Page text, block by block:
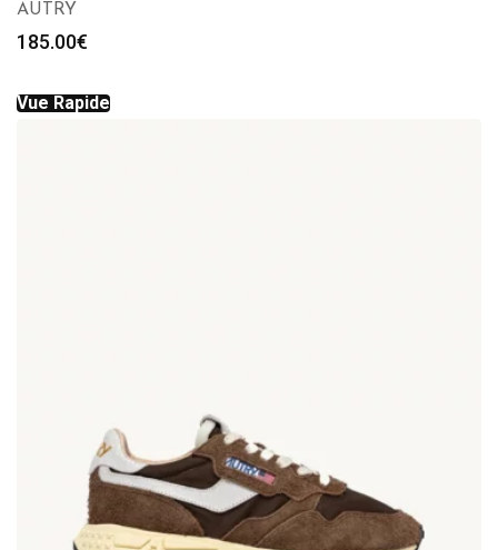
AUTRY
185.00€
Vue Rapide